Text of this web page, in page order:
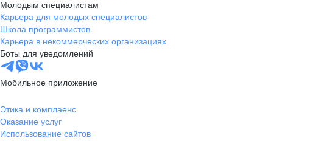
Молодым специалистам
Карьера для молодых специалистов
Школа программистов
Карьера в некоммерческих организациях
Боты для уведомлений
Мобильное приложение
Этика и комплаенс
Оказание услуг
Использование сайтов